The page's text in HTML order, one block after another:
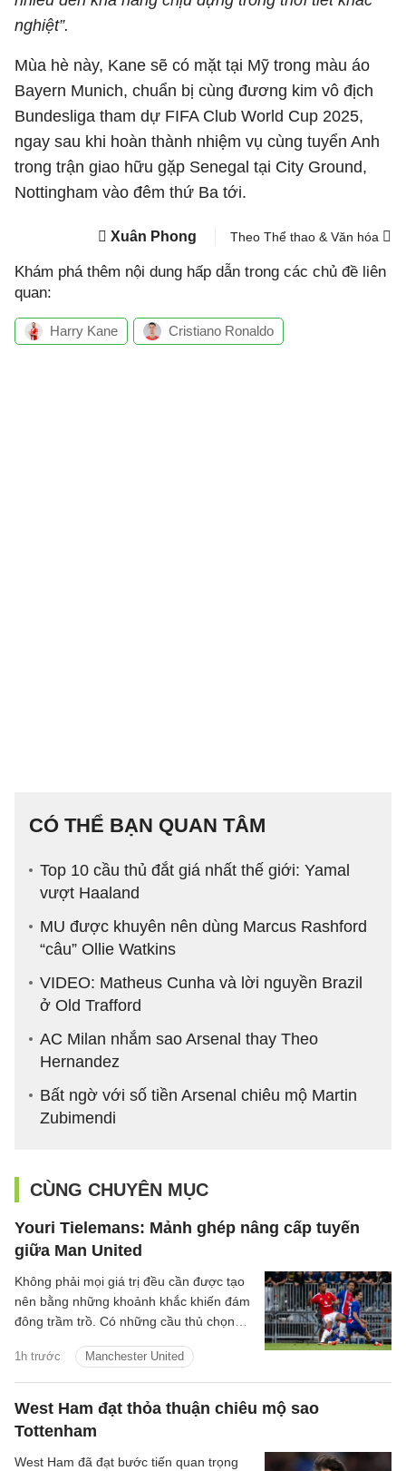
nghiệt”.
Mùa hè này, Kane sẽ có mặt tại Mỹ trong màu áo
Bayern Munich, chuẩn bị cùng đương kim vô địch
Bundesliga tham dự FIFA Club World Cup 2025,
ngay sau khi hoàn thành nhiệm vụ cùng tuyển Anh
trong trận giao hữu gặp Senegal tại City Ground,
Nottingham vào đêm thứ Ba tới.
Xuân Phong Theo Thể thao & Văn hóa
Khám phá thêm nội dung hấp dẫn trong các chủ đề liên
quan:
Harry Kane Cristiano Ronaldo
CÓ THỂ BẠN QUAN TÂM
Top 10 cầu thủ đắt giá nhất thế giới: Yamal
vượt Haaland
MU được khuyên nên dùng Marcus Rashford
“câu” Ollie Watkins
VIDEO: Matheus Cunha và lời nguyền Brazil
ở Old Trafford
AC Milan nhắm sao Arsenal thay Theo
Hernandez
Bất ngờ với số tiền Arsenal chiêu mộ Martin
Zubimendi
CÙNG CHUYÊN MỤC
Youri Tielemans: Mảnh ghép nâng cấp tuyến
giữa Man United
1h trước Manchester United
Không phải mọi giá trị đều cần được tạo
nên bằng những khoảnh khắc khiến đám
đông trầm trồ. Có những cầu thủ chọn
một pha xoay người đúng lúc, một đường
chuyền tưởng như giản đơn nhưng mở ra
cả khoảng trời phía trước. Youri
Tielemans là kiểu tiền vệ như thế.
West Ham đạt thỏa thuận chiêu mộ sao
Tottenham
West Ham đã đạt bước tiến quan trọng